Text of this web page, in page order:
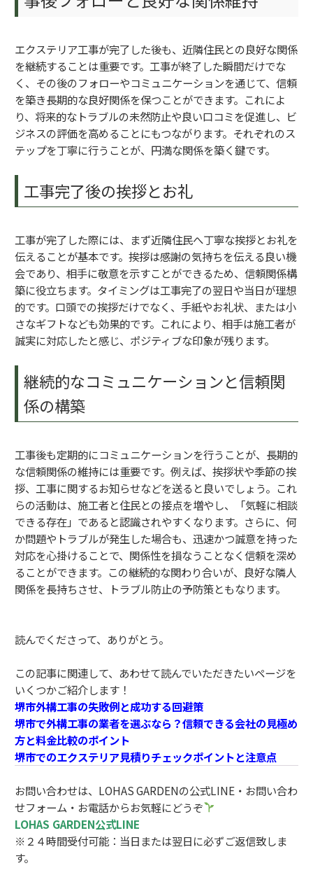
エクステリア工事が完了した後も、近隣住民との良好な関係
を継続することは重要です。工事が終了した瞬間だけでな
く、その後のフォローやコミュニケーションを通じて、信頼
を築き長期的な良好関係を保つことができます。これによ
り、将来的なトラブルの未然防止や良い口コミを促進し、ビ
ジネスの評価を高めることにもつながります。それぞれのス
テップを丁寧に行うことが、円満な関係を築く鍵です。
工事完了後の挨拶とお礼
工事が完了した際には、まず近隣住民へ丁寧な挨拶とお礼を
伝えることが基本です。挨拶は感謝の気持ちを伝える良い機
会であり、相手に敬意を示すことができるため、信頼関係構
築に役立ちます。タイミングは工事完了の翌日や当日が理想
的です。口頭での挨拶だけでなく、手紙やお礼状、または小
さなギフトなども効果的です。これにより、相手は施工者が
誠実に対応したと感じ、ポジティブな印象が残ります。
継続的なコミュニケーションと信頼関
係の構築
工事後も定期的にコミュニケーションを行うことが、長期的
な信頼関係の維持には重要です。例えば、挨拶状や季節の挨
拶、工事に関するお知らせなどを送ると良いでしょう。これ
らの活動は、施工者と住民との接点を増やし、「気軽に相談
できる存在」であると認識されやすくなります。さらに、何
か問題やトラブルが発生した場合も、迅速かつ誠意を持った
対応を心掛けることで、関係性を損なうことなく信頼を深め
ることができます。この継続的な関わり合いが、良好な隣人
関係を長持ちさせ、トラブル防止の予防策ともなります。
読んでくださって、ありがとう。
この記事に関連して、あわせて読んでいただきたいページを
いくつかご紹介します！
堺市外構工事の失敗例と成功する回避策
堺市で外構工事の業者を選ぶなら？信頼できる会社の見極め
方と料金比較のポイント
堺市でのエクステリア見積りチェックポイントと注意点
お問い合わせは、LOHAS GARDENの公式LINE・お問い合わ
せフォーム・お電話からお気軽にどうぞ
LOHAS GARDEN公式LINE
※２４時間受付可能：当日または翌日に必ずご返信致しま
す。